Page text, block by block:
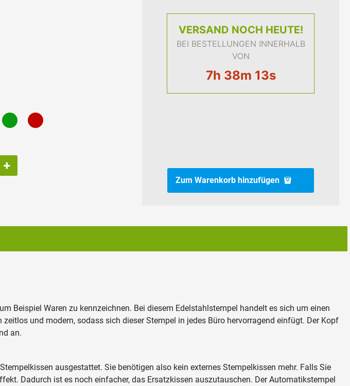
VERSAND NOCH HEUTE!
BEI BESTELLUNGEN INNERHALB
VON
7h 38m 12s
Zum Warenkorb hinzufügen
Beispiel Waren zu kennzeichnen. Bei diesem Edelstahlstempel handelt es sich um einen
und modern, sodass sich dieser Stempel in jedes Büro hervorragend einfügt. Der Kopf
an.
ausgestattet. Sie benötigen also kein externes Stempelkissen mehr. Falls Sie
Dadurch ist es noch einfacher, das Ersatzkissen auszutauschen. Der Automatikstempel